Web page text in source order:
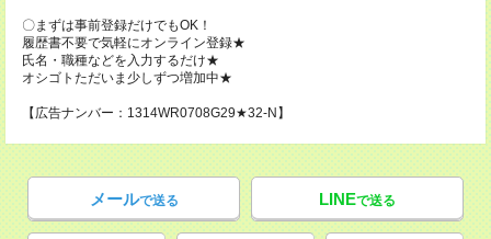
〇まずは事前登録だけでもOK！
履歴書不要で気軽にオンライン登録★
氏名・職種などを入力するだけ★
オシゴトただいま少しずつ増加中★
【広告ナンバー：1314WR0708G29★32-N】
メールで送る LINEで送る